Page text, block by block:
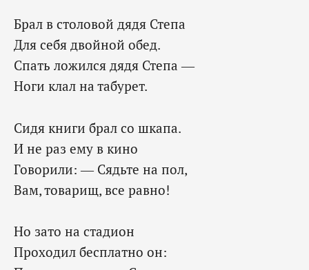
Брал в столовой дядя Степа
Для себя двойной обед.
Спать ложился дядя Степа —
Ноги клал на табурет.
Сидя книги брал со шкапа.
И не раз ему в кино
Говорили: — Сядьте на пол,
Вам, товарищ, все равно!
Но зато на стадион
Проходил бесплатно он: